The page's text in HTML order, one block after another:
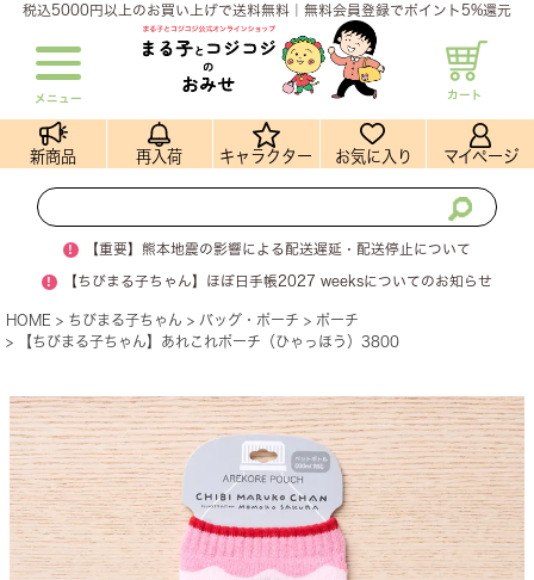
税込5000円以上のお買い上げで送料無料｜無料会員登録でポイント5%還元
メニュー カート
新商品 再入荷 キャラクター お気に入り マイページ
! 【重要】熊本地震の影響による配送遅延・配送停止について
! 【ちびまる子ちゃん】ほぼ日手帳2027 weeksについてのお知らせ
HOME ちびまる子ちゃん バッグ・ポーチ
ポーチ
【ちびまる子ちゃん】あれこれポーチ（ひゃっほう）3800